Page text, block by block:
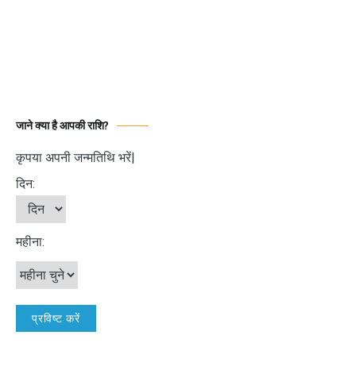
जाने क्या है आपकी राशि?
कृपया अपनी जन्मतिथि भरें|
दिन:
महीना: